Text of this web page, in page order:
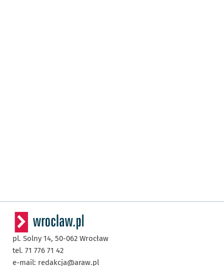
pl. Solny 14, 50-062 Wrocław
tel. 71 776 71 42
e-mail: redakcja@araw.pl